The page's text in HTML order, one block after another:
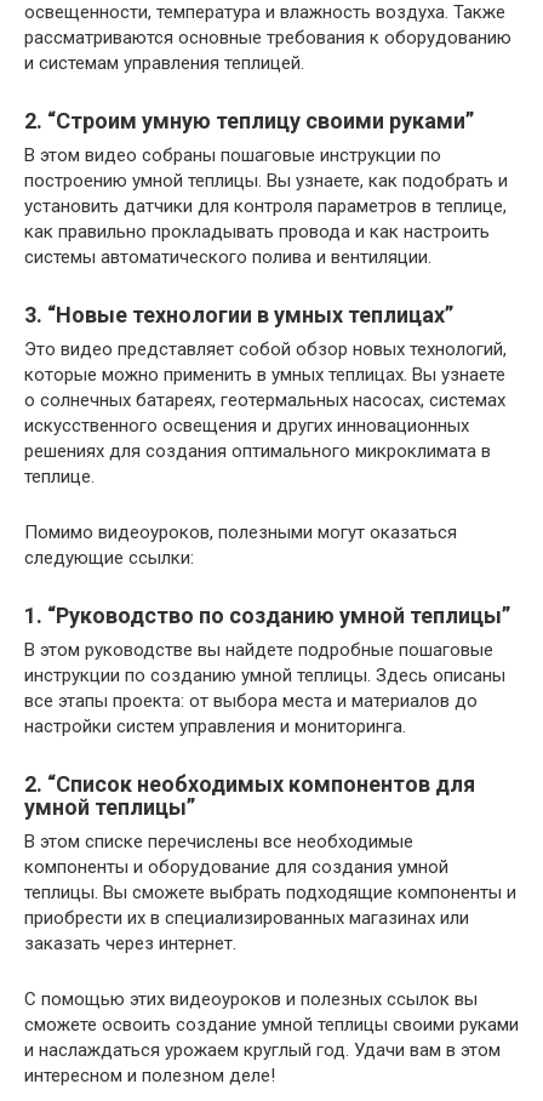
освещенности, температура и влажность воздуха. Также
рассматриваются основные требования к оборудованию
и системам управления теплицей.
2. “Строим умную теплицу своими руками”
В этом видео собраны пошаговые инструкции по
построению умной теплицы. Вы узнаете, как подобрать и
установить датчики для контроля параметров в теплице,
как правильно прокладывать провода и как настроить
системы автоматического полива и вентиляции.
3. “Новые технологии в умных теплицах”
Это видео представляет собой обзор новых технологий,
которые можно применить в умных теплицах. Вы узнаете
о солнечных батареях, геотермальных насосах, системах
искусственного освещения и других инновационных
решениях для создания оптимального микроклимата в
теплице.
Помимо видеоуроков, полезными могут оказаться
следующие ссылки:
1. “Руководство по созданию умной теплицы”
В этом руководстве вы найдете подробные пошаговые
инструкции по созданию умной теплицы. Здесь описаны
все этапы проекта: от выбора места и материалов до
настройки систем управления и мониторинга.
2. “Список необходимых компонентов для
умной теплицы”
В этом списке перечислены все необходимые
компоненты и оборудование для создания умной
теплицы. Вы сможете выбрать подходящие компоненты и
приобрести их в специализированных магазинах или
заказать через интернет.
С помощью этих видеоуроков и полезных ссылок вы
сможете освоить создание умной теплицы своими руками
и наслаждаться урожаем круглый год. Удачи вам в этом
интересном и полезном деле!